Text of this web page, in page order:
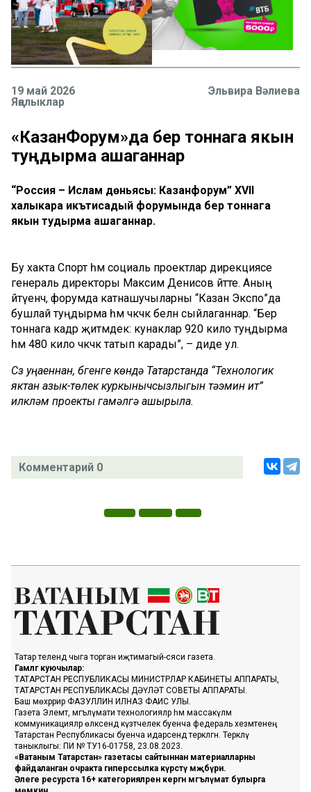
19 май 2026
Яңалыклар
Эльвира Вәлиева
«КазанФорум»да бер тоннага якын
туңдырма ашаганнар
“Россия – Ислам дөньясы: Казанфорум” XVII
халыкара икътисадый форумында бер тоннага
якын туңдырма ашаганнар.
Бу хакта Спорт һәм социаль проектлар дирекциясе
генераль директоры Максим Денисов әйтте. Аның
әйтүенчә, форумда катнашучыларны “Казан Экспо”да
бушлай туңдырма һәм чәкчәк белән сыйлаганнар. “Бер
тоннага кадәр җитмәдек: кунаклар 920 кило туңдырма
һәм 480 кило чәкчәк татып карады”, – диде ул.
Сүз уңаеннан, бүгенге көндә Татарстанда “Технологик
яктан азык-төлек куркынычсызлыгын тәэмин итү”
илкүләм проекты гамәлгә ашырыла.
Комментарий 0
Татар телендә чыга торган иҗтимагый-сәяси газета.
Гамәлгә куючылар:
ТАТАРСТАН РЕСПУБЛИКАСЫ МИНИСТРЛАР КАБИНЕТЫ АППАРАТЫ,
ТАТАРСТАН РЕСПУБЛИКАСЫ ДӘҮЛӘТ СОВЕТЫ АППАРАТЫ.
Баш мөхәррир ФАЗУЛЛИН ИЛНАЗ ФАИС УЛЫ.
Газета Элемтә, мәгълүмати технологияләр һәм массакүләм
коммуникацияләр өлкәсендә күзәтчелек буенча федераль хезмәтенең
Татарстан Республикасы буенча идарәсендә теркәлгән. Теркәлү
таныклыгы: ПИ № ТУ16-01758, 23.08.2023.
«Ватаным Татарстан» газетасы сайтыннан материалларны
файдаланган очракта гиперссылка күрсәтү мәҗбүри.
Әлеге ресурста 16+ категорияләренә кергән мәгълүмат булырга